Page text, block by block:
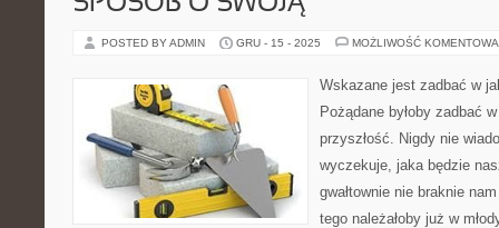
POSTED BY ADMIN GRU - 15 - 2025 MOŻLIWOŚĆ
Wskazane jest zadbać w
Pożądane byłoby zadbać
przyszłość. Nigdy nie
wyczekuje, jaka będzie
gwałtownie nie braknie
tego należałoby już w